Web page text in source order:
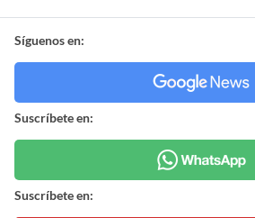
Síguenos en:
Suscríbete en:
Suscríbete en: